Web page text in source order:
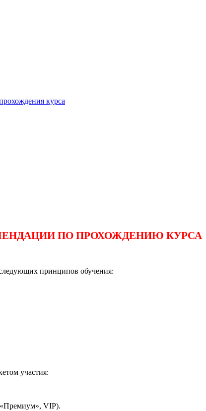
курса
ПО ПРОХОЖДЕНИЮ КУРСА
принципов обучения:
участия:
«Премиум», VIP).